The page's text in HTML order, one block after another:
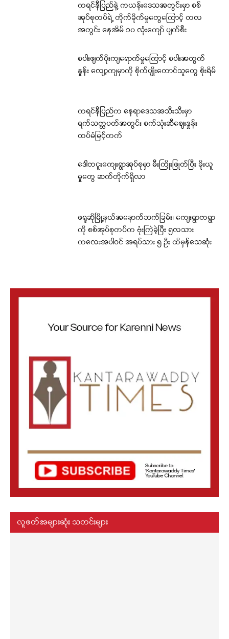
ကရင်နီပြည်နဲ့ ကယန်းဒေသအတွင်းမှာ စစ်
အုပ်စုတပ်ရဲ့ တိုက်ခိုက်မှုတွေကြောင့် တလ
အတွင်း နေအိမ် ၁၀ လုံးကျော် ပျက်စီး
စပါးဖျက်ပိုးကျရောက်မှုကြောင့် စပါးအထွက်
နှုန်း လျော့ကျမှာကို စိုက်ပျိုးတောင်သူတွေ စိုးရိမ်
ကရင်နီပြည်က နေရာဒေသအသီးသီးမှာ
ရက်သတ္တပတ်အတွင်း စက်သုံးဆီဈေးနှုန်း
ထပ်မံမြင့်တက်
ဒေါတငူးကျေးရွာအုပ်စုမှာ မီးကြိုးဖြုတ်ပြီး ခိုးယူ
မှုတွေ ဆက်တိုက်ရှိလာ
ဖရူဆိုမြို့နယ်အနောက်ဘက်ခြမ်း၊ ကျေးရွာတရွာ
ကို စစ်အုပ်စုတပ်က ဗုံးကြဲခဲ့ပြီး ၅လသား
ကလေးအပါဝင် အရပ်သား ၅ ဦး ထိမှန်သေဆုံး
လူဖတ်အများဆုံး သတင်းများ